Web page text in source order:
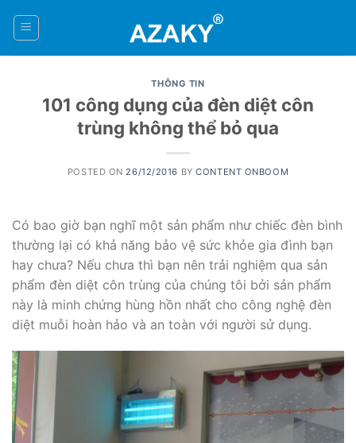
THÔNG TIN
101 công dụng của đèn diệt côn
trùng không thể bỏ qua
POSTED ON 26/12/2016 BYCONTENT ONBOOM
Có bao giờ bạn nghĩ một sản phẩm như chiếc đèn bình
thường lại có khả năng bảo vệ sức khỏe gia đình bạn
hay chưa? Nếu chưa thì bạn nên trải nghiệm qua sản
phẩm đèn diệt côn trùng của chúng tôi bởi sản phẩm
này là minh chứng hùng hồn nhất cho công nghệ đèn
diệt muỗi hoàn hảo và an toàn với người sử dụng.